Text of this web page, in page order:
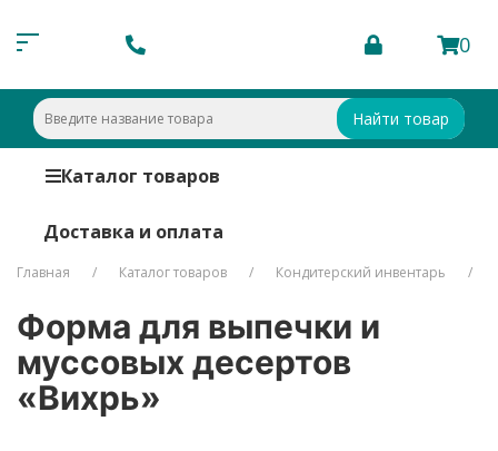
0
Найти товар
Каталог товаров
Доставка и оплата
Главная Каталог товаров Кондитерский инвентарь
Форма для выпечки и
муссовых десертов
«Вихрь»